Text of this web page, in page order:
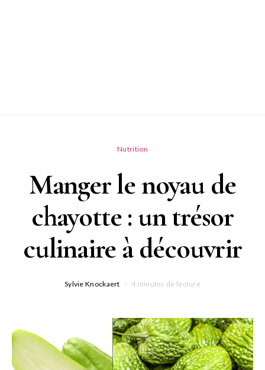
Nutrition
Manger le noyau de
chayotte : un trésor
culinaire à découvrir
Sylvie Knockaert 4 minutes de lecture